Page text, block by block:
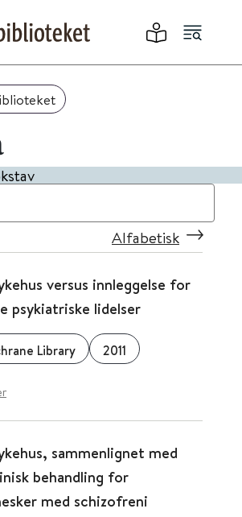
Alfabetisk
versus innleggelse for
psykiatriske lidelser
Library 2011
sammenlignet med
behandling for
med schizofreni